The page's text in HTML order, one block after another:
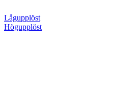
Lågupplöst
Högupplöst